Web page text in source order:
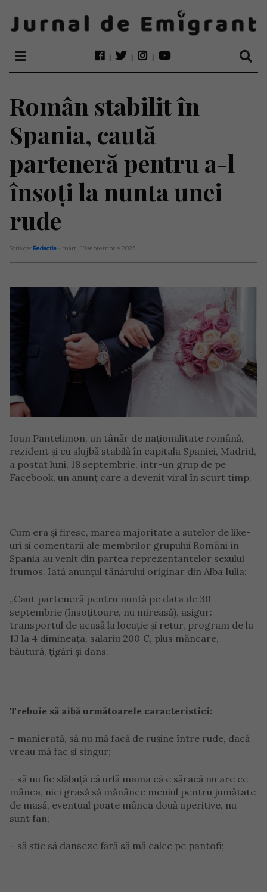
Român stabilit în
Spania, caută
parteneră pentru a-l
însoți la nunta unei
rude
Scris de: Redacția - marți, 19 septembrie 2023
Ioan Pantelimon, un tânăr de naționalitate română,
rezident și cu slujbă stabilă în capitala Spaniei, Madrid,
a postat luni, 18 septembrie, într-un grup de pe
Facebook, un anunț care a devenit viral în scurt timp.
Cum era și firesc, marea majoritate a sutelor de like-
uri și comentarii ale membrilor grupului Români în
Spania au venit din partea reprezentantelor sexului
frumos. Iată anunțul tânărului originar din Alba Iulia:
„Caut parteneră pentru nuntă pe data de 30
septembrie (însoțitoare, nu mireasă), asigur:
transportul de acasă la locație și retur, program de la
13 la 4 dimineața, salariu 200 €, plus mâncare,
băutură, țigări și dans.
Trebuie să aibă următoarele caracteristici:
– manierată, să nu mă facă de rușine între rude, dacă
vreau mă fac și singur;
– să nu fie slăbuță că urlă mama că e săracă nu are ce
mânca, nici grasă să mănânce meniul pentru jumătate
de masă, eventual poate mânca două aperitive, nu
sunt fan;
– să știe să danseze fără să mă calce pe pantofi;